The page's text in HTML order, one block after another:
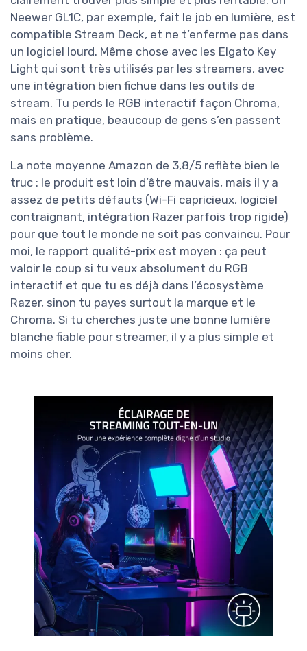
Neewer GL1C, par exemple, fait le job en lumière, est
compatible Stream Deck, et ne t’enferme pas dans
un logiciel lourd. Même chose avec les Elgato Key
Light qui sont très utilisés par les streamers, avec
une intégration bien fichue dans les outils de
stream. Tu perds le RGB interactif façon Chroma,
mais en pratique, beaucoup de gens s’en passent
sans problème.
La note moyenne Amazon de 3,8/5 reflète bien le
truc : le produit est loin d’être mauvais, mais il y a
assez de petits défauts (Wi-Fi capricieux, logiciel
contraignant, intégration Razer parfois trop rigide)
pour que tout le monde ne soit pas convaincu. Pour
moi, le rapport qualité-prix est moyen : ça peut
valoir le coup si tu veux absolument du RGB
interactif et que tu es déjà dans l’écosystème
Razer, sinon tu payes surtout la marque et le
Chroma. Si tu cherches juste une bonne lumière
blanche fiable pour streamer, il y a plus simple et
moins cher.